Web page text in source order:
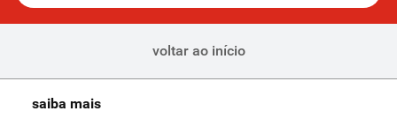
voltar ao início
saiba mais